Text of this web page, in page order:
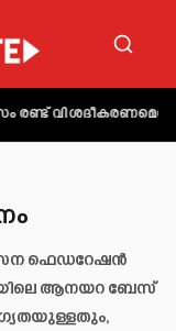
വിശദീകരണമെന്ന്
ഫെഡറേഷൻ
ആനയറ ബേസ്